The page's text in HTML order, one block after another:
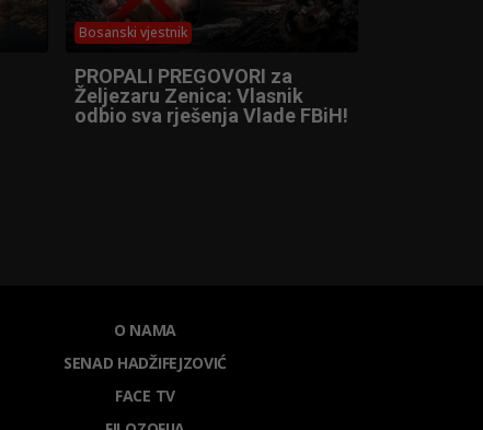
Bosanski vjestnik
PROPALI PREGOVORI za
Željezaru Zenica: Vlasnik
odbio sva rješenja Vlade FBiH!
O NAMA
SENAD HADŽIFEJZOVIĆ
FACE TV